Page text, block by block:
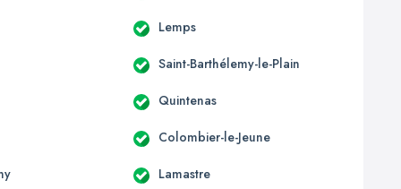
Lemps
Saint-Barthélemy-le-Plain
Quintenas
Colombier-le-Jeune
Lamastre